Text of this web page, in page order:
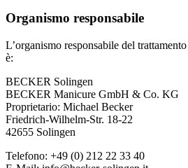
Organismo responsabile
L’organismo responsabile del
è:
BECKER Solingen
BECKER Manicure GmbH & Co. KG
Proprietario: Michael Becker
Friedrich-Wilhelm-Str. 18-22
42655 Solingen
Telefono: +49 (0) 212 22 33 40